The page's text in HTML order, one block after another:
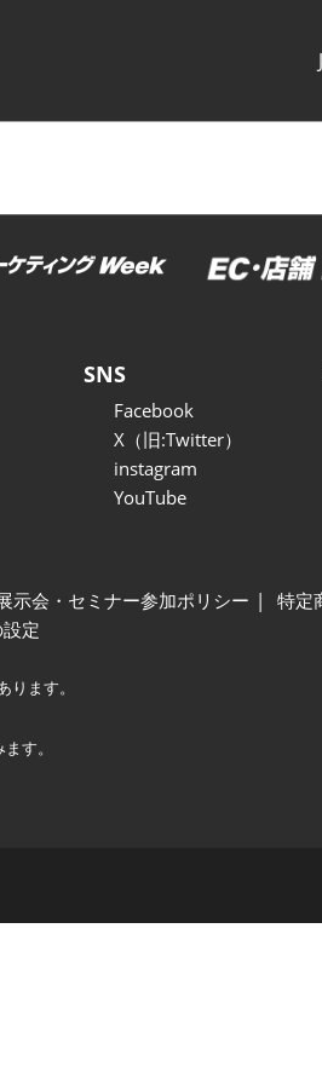
SNS
Facebook
X（旧:Twitter）
instagram
YouTube
示会・セミナー参加ポリシー
特定
定
ます。
す。